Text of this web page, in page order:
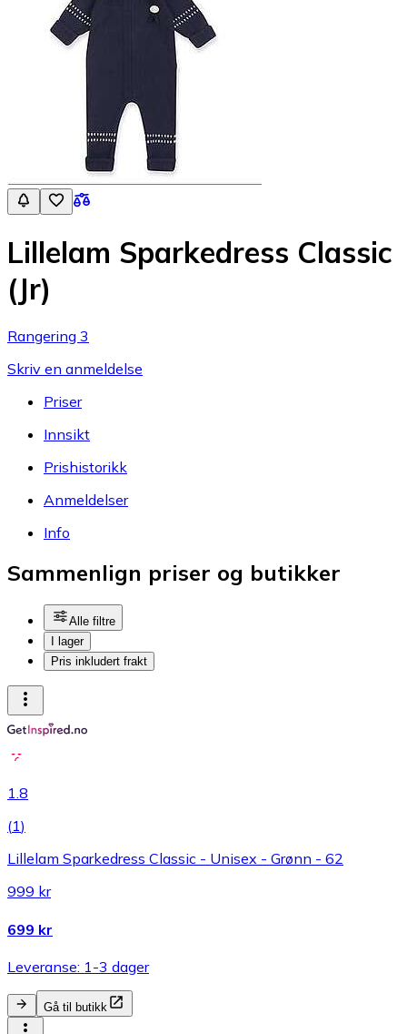
Lillelam Sparkedress Classic
(Jr)
Rangering 3
Skriv en anmeldelse
Priser
Innsikt
Prishistorikk
Anmeldelser
Info
Sammenlign priser og butikker
Alle filtre
I lager
Pris inkludert frakt
1.8
(1)
Lillelam Sparkedress Classic - Unisex - Grønn - 62
999 kr
699 kr
Leveranse: 1-3 dager
Gå til butikk